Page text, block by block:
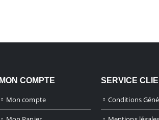
MON COMPTE
Mon compte
SERVICE
Conditions